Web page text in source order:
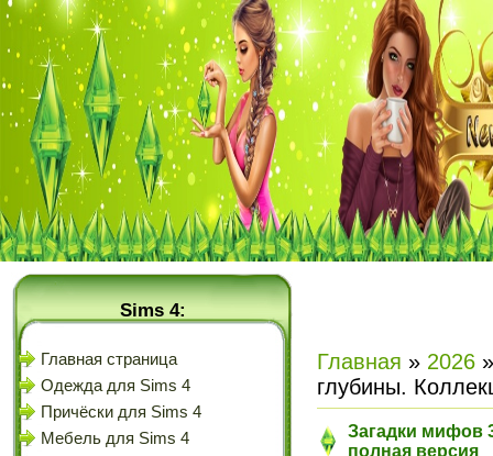
Sims 4:
Главная страница
Одежда для Sims 4
Причёски для Sims 4
Мебель для Sims 4
Главная » 2026 »
глубины.
Загадки мифов
полная версия